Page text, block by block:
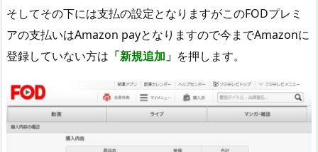
そしてその下には支払の設定となりますがこのFODプレミ
アの支払いはAmazon payとなりますので今までAmazonに
登録していない方は 「新規追加」 を押します。